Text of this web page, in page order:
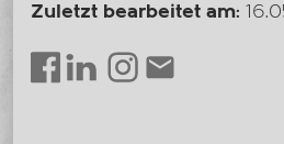
Zuletzt bearbeitet am:
Facebook
LinkedInInstagramEnvelope